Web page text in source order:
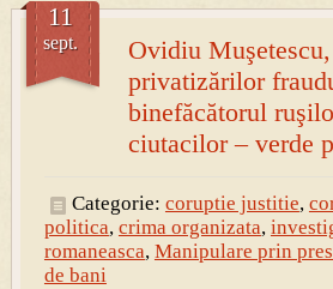
Ovidiu
privatizărilor
binefăcătorul
ciutacilor – verde
11
sept.
Categorie: coruptie justitie,
politica, crima organizata,
romaneasca, Manipulare prin
de bani